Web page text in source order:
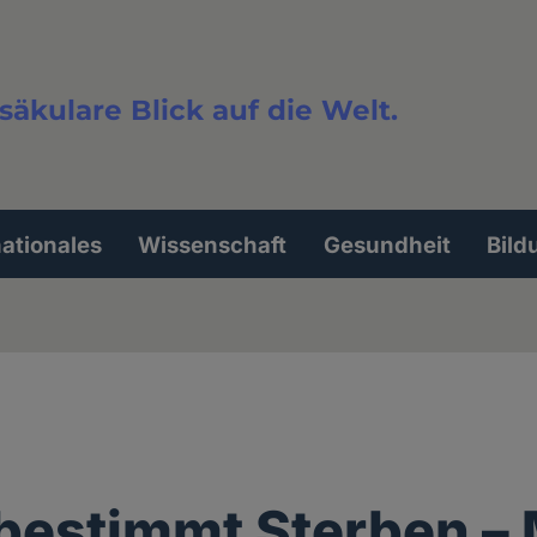
Blick auf die Welt.
Wissenschaft Gesundheit